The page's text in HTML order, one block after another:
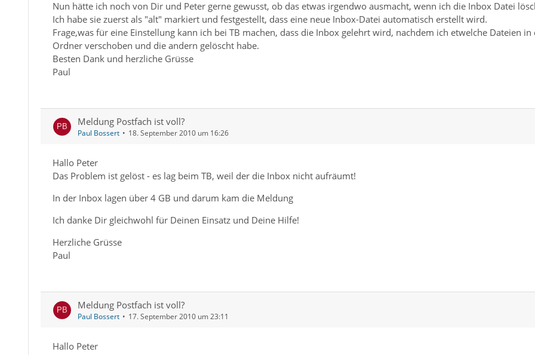
Nun hätte ich noch von Dir und Peter gerne gewusst, ob das etwas irgendwo ausmacht, wenn ich die Inbox Datei
Ich habe sie zuerst als "alt" markiert und festgestellt, dass eine neue Inbox-Datei automatisch erstellt wird.
Frage,was für eine Einstellung kann ich bei TB machen, dass die Inbox gelehrt wird, nachdem ich etwelche Dateien in
Ordner verschoben und die andern gelöscht habe.
Besten Dank und herzliche Grüsse
Paul
Meldung Postfach ist voll?
Paul Bossert 18. September 2010 um 16:26
Hallo Peter
Das Problem ist gelöst - es lag beim TB, weil der die Inbox nicht aufräumt!
In der Inbox lagen über 4 GB und darum kam die Meldung
Ich danke Dir gleichwohl für Deinen Einsatz und Deine Hilfe!
Herzliche Grüsse
Paul
Meldung Postfach ist voll?
Paul Bossert 17. September 2010 um 23:11
Hallo Peter